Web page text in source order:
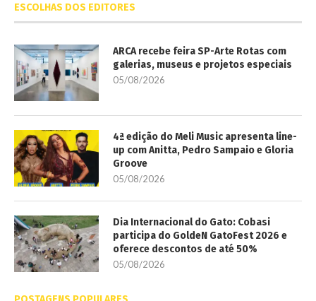
ESCOLHAS DOS EDITORES
ARCA recebe feira SP-Arte Rotas com
galerias, museus e projetos especiais
05/08/2026
4ª edição do Meli Music apresenta line-
up com Anitta, Pedro Sampaio e Gloria
Groove
05/08/2026
Dia Internacional do Gato: Cobasi
participa do GoldeN GatoFest 2026 e
oferece descontos de até 50%
05/08/2026